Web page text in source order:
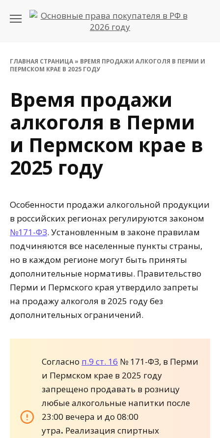
ГЛАВНАЯ СТРАНИЦА» ВРЕМЯ ПРОДАЖИ АЛКОГОЛЯ В ПЕРМИ И
ПЕРМСКОМ КРАЕ В 2025 ГОДУ
Время продажи
алкоголя в Перми
и Пермском крае в
2025 году
Особенности продажи алкогольной продукции
в российских регионах регулируются законом
№171-ФЗ. Установленным в законе правилам
подчиняются все населенные пункты страны,
но в каждом регионе могут быть приняты
дополнительные нормативы. Правительство
Перми и Пермского края утвердило запреты
на продажу алкоголя в 2025 году без
дополнительных ограничений.
Согласно п.9 ст. 16 № 171-ФЗ, в Перми
и Пермском крае в 2025 году
запрещено продавать в розницу
любые алкогольные напитки после
23:00 вечера и до 08:00
утра. Реализация спиртных